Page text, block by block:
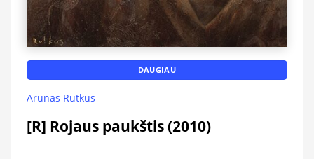
DAUGIAU
Arūnas Rutkus
[R] Rojaus paukštis (2010)